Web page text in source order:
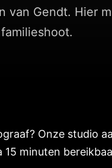
van Gendt. Hier
Onze studio
minuten